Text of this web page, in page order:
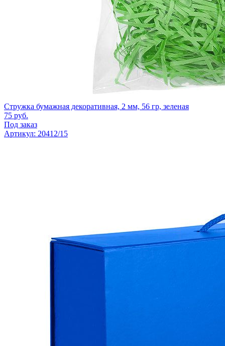
Стружка бумажная декоративная, 2 мм, 56 гр, зеленая
75 руб.
Под заказ
Артикул: 20412/15